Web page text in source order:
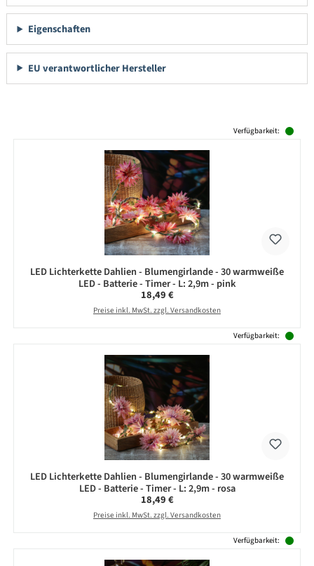
Eigenschaften
EU verantwortlicher Hersteller
Verfügbarkeit:
LED Lichterkette Dahlien - Blumengirlande - 30 warmweiße
LED - Batterie - Timer - L: 2,9m - pink
Regulärer Preis:
18,49 €
Preise inkl. MwSt. zzgl. Versandkosten
Verfügbarkeit:
LED Lichterkette Dahlien - Blumengirlande - 30 warmweiße
LED - Batterie - Timer - L: 2,9m - rosa
Regulärer Preis:
18,49 €
Preise inkl. MwSt. zzgl. Versandkosten
Verfügbarkeit: